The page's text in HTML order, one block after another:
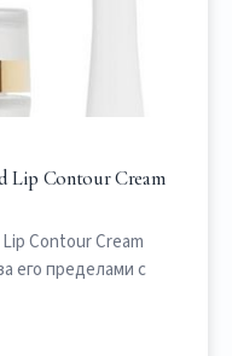
Lip Contour Cream
Contour Cream
его пределами с